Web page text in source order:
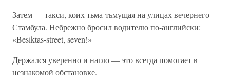
Затем — такси, коих тьма-тьмущая на улицах вечернего
Стамбула. Небрежно бросил водителю по-английски:
«Besiktas-street, seven!»
Держался уверенно и нагло — это всегда помогает в
незнакомой обстановке.